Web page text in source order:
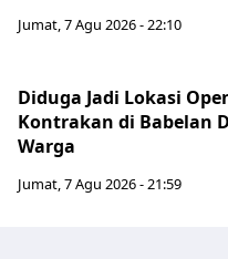
Jumat, 7 Agu 2026 - 22:10
Diduga Jadi Lokasi
Kontrakan di Babelan
Warga
Jumat, 7 Agu 2026 - 21:59